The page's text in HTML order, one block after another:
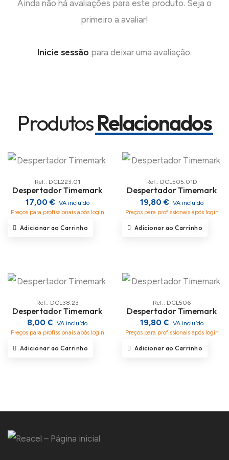
Ainda não há avaliações para este produto. Seja o
primeiro a avaliar!
Inicie sessão para deixar uma avaliação.
ProdutosRelacionados
Ref.: DCL223.01
Despertador Timemark
17,00 € IVA incluído
Preços para profissionais após login
Adicionar ao Carrinho
Ref.: DCL505.01D
Despertador Timemark
19,80 € IVA incluído
Preços para profissionais após login
Adicionar ao Carrinho
Ref.: DCL38.23
Despertador Timemark
8,00 € IVA incluído
Preços para profissionais após login
Adicionar ao Carrinho
Ref.: DCL506
Despertador Timemark
19,80 € IVA incluído
Preços para profissionais após login
Adicionar ao Carrinho